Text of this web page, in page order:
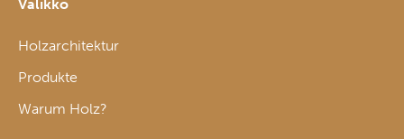
Valikko
Holzarchitektur
Produkte
Warum Holz?